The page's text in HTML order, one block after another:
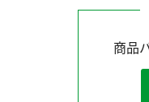
商品